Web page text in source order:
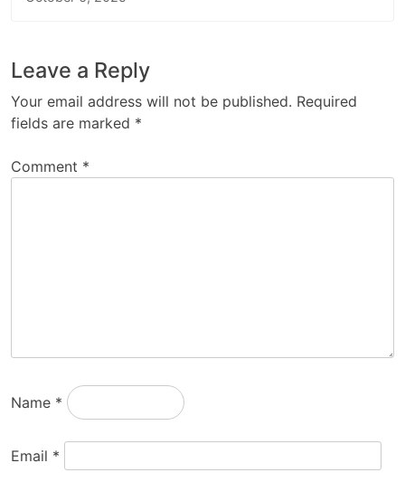
Leave a Reply
Your email address will not be published. Required
fields are marked *
Comment *
Name *
Email *